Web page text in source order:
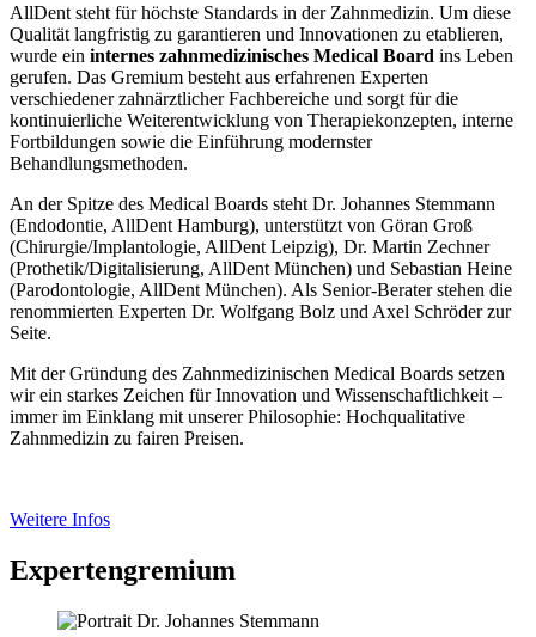
AllDent steht für höchste Standards in der Zahnmedizin. Um diese
Qualität langfristig zu garantieren und Innovationen zu etablieren,
wurde ein internes zahnmedizinisches Medical Board ins Leben
gerufen. Das Gremium besteht aus erfahrenen Experten
verschiedener zahnärztlicher Fachbereiche und sorgt für die
kontinuierliche Weiterentwicklung von Therapiekonzepten, interne
Fortbildungen sowie die Einführung modernster
Behandlungsmethoden.
An der Spitze des Medical Boards steht Dr. Johannes Stemmann
(Endodontie, AllDent Hamburg), unterstützt von Göran Groß
(Chirurgie/Implantologie, AllDent Leipzig), Dr. Martin Zechner
(Prothetik/Digitalisierung, AllDent München) und Sebastian Heine
(Parodontologie, AllDent München). Als Senior-Berater stehen die
renommierten Experten Dr. Wolfgang Bolz und Axel Schröder zur
Seite.
Mit der Gründung des Zahnmedizinischen Medical Boards setzen
wir ein starkes Zeichen für Innovation und Wissenschaftlichkeit –
immer im Einklang mit unserer Philosophie: Hochqualitative
Zahnmedizin zu fairen Preisen.
Weitere Infos
Expertengremium